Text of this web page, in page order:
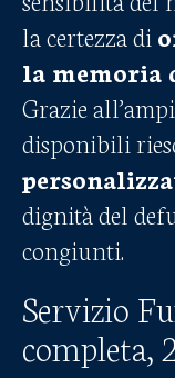
la certezza di
la memoria
Grazie
disponibili
dignità del
congiunti.
Servizio
completa,